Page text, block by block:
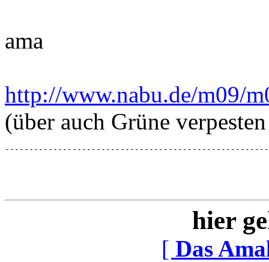
ama
http://www.nabu.de/m09/
(über auch Grüne
hier
[ Das